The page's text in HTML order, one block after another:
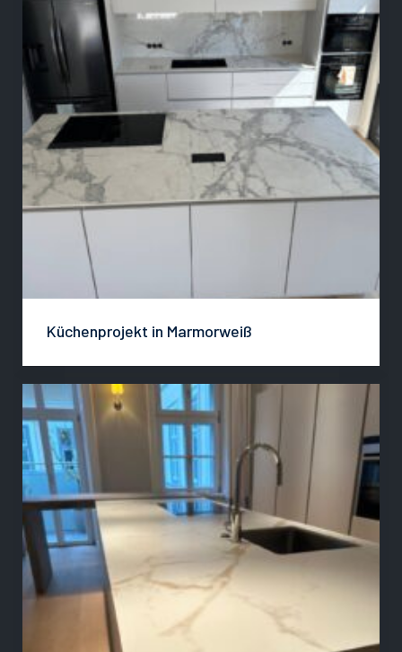
Küchenprojekt in Marmorweiß